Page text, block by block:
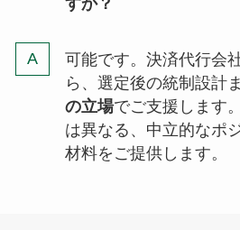
すか？
可能です。決済代行会
ら、選定後の統制設計ま
の立場でご支援します
は異なる、中立的なポ
材料をご提供します。